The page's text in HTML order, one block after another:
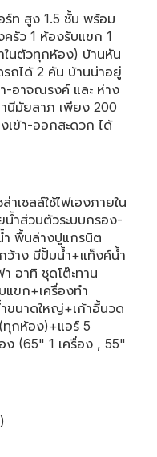
ร์ท สูง 1.5 ชั้น พร้อม
รัว 1 ห้องรับแขก 1
ในตัวทุกห้อง) บ้านหัน
รถได้ 2 คัน บ้านน่าอยู่
-อาจณรงค์ และ ห่าง
นีมัยลาภ เพียง 200
เข้า-ออกสะดวก ได้
าเซลล์ใช้ไฟเองภายใน
น้ำส่วนตัวระบบกรอง-
ำ พื้นล่างปูแกรนิต
ว้าง มีปั้มน้ำ+แท็งค์น้ำ
า อาทิ ชุดโต๊ะทาน
ขก+เครื่องทำ
ขนาดใหญ่+เก้าอี้นวด
ทุกห้อง)+แอร์ 5
ง (65" 1 เครื่อง , 55"